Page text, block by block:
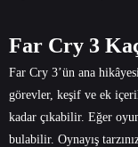
Far Cry 3
Far Cry 3’ün ana
görevler, keşif ve ek
kadar çıkabilir. Eğer
bulabilir. Oynayış